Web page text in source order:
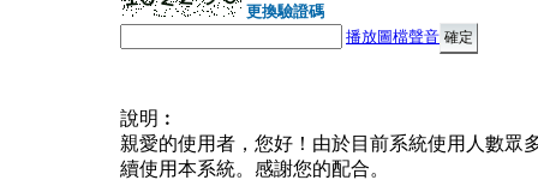
更換驗證碼
播放圖檔聲音
說明︰
親愛的使用者，您好！由於目前系統使用人數眾
續使用本系統。感謝您的配合。